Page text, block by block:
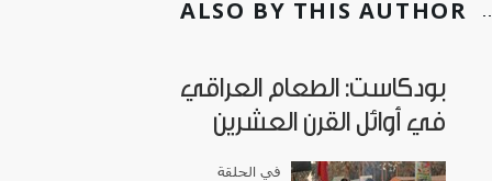
ALSO BY THIS AUTHOR
بودكاست: الطعام العراقي
في أوائل القرن العشرين
في الحلقة